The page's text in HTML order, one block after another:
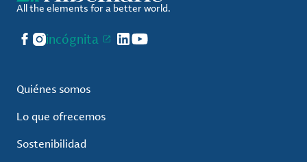
All the elements for a better world.
Facebook
Instagram
incógnita LinkedIn
YouTube
Quiénes somos
Lo que ofrecemos
Sostenibilidad